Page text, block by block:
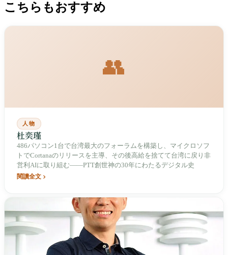
こちらもおすすめ
👥
人物
杜奕瑾
486パソコン1台で台湾最大のフォーラムを構築し、マイクロソフ
トでCortanaのリリースを主導、その後高給を捨てて台湾に戻り非
営利AIに取り組む――PTT創世神の30年にわたるデジタル史
閱讀全文